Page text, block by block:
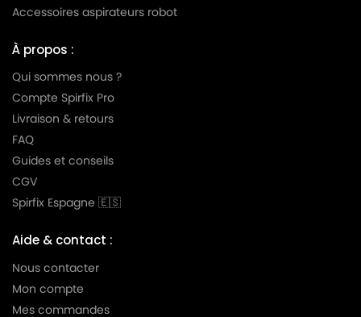
Accessoires aspirateurs robot
À propos :
Qui sommes nous ?
Compte Spirfix Pro
Livraison & retours
FAQ
Guides et conseils
CGV
Spirfix Espagne 🇪🇸
Aide & contact :
Nous contacter
Mon compte
Mes commandes